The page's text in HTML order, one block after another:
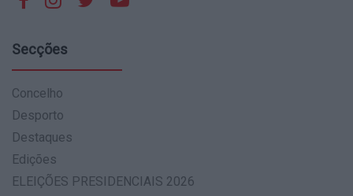
Secções
Concelho
Desporto
Destaques
Edições
ELEIÇÕES PRESIDENCIAIS 2026